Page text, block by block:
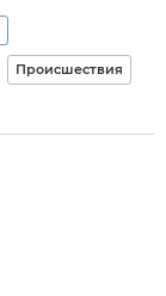
Происшествия